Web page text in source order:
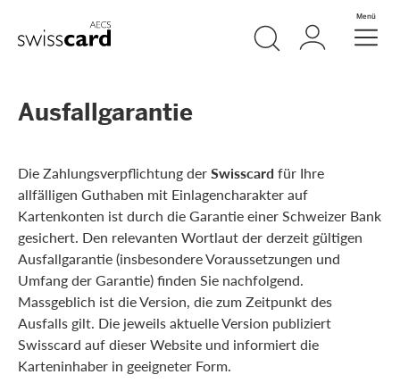
Header
Logo Meta Navigation
SucheLogin Menü
Ausfallgarantie
Die Zahlungsverpflichtung derSwisscard für Ihre
allfälligen Guthaben mit Einlagencharakter auf
Kartenkonten ist durch die Garantie einer Schweizer Bank
gesichert. Den relevanten Wortlaut der derzeit gültigen
Ausfallgarantie (insbesondere Voraussetzungen und
Umfang der Garantie) finden Sie nachfolgend.
Massgeblich ist die Version, die zum Zeitpunkt des
Ausfalls gilt. Die jeweils aktuelle Version publiziert
Swisscard auf dieser Website und informiert die
Karteninhaber in geeigneter Form.